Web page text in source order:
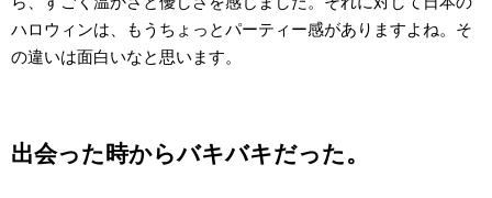
ハロウィンは、もうちょっとパーティー感がありますよね。そ
の違いは面白いなと思います。
出会った時からバキバキだった。